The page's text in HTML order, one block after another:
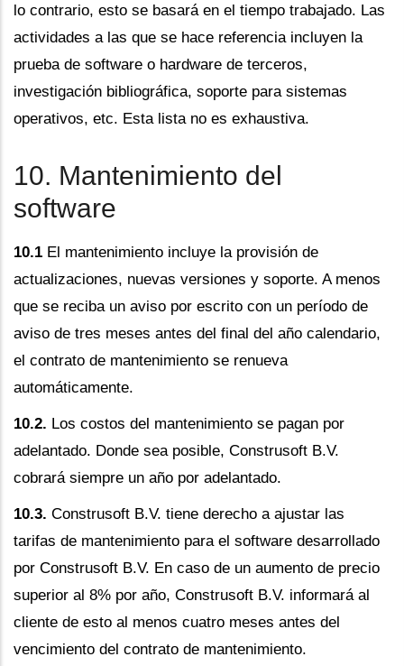
lo contrario, esto se basará en el tiempo trabajado. Las
actividades a las que se hace referencia incluyen la
prueba de software o hardware de terceros,
investigación bibliográfica, soporte para sistemas
operativos, etc. Esta lista no es exhaustiva.
10. Mantenimiento del
software
10.1 El mantenimiento incluye la provisión de
actualizaciones, nuevas versiones y soporte. A menos
que se reciba un aviso por escrito con un período de
aviso de tres meses antes del final del año calendario,
el contrato de mantenimiento se renueva
automáticamente.
10.2. Los costos del mantenimiento se pagan por
adelantado. Donde sea posible, Construsoft B.V.
cobrará siempre un año por adelantado.
10.3. Construsoft B.V. tiene derecho a ajustar las
tarifas de mantenimiento para el software desarrollado
por Construsoft B.V. En caso de un aumento de precio
superior al 8% por año, Construsoft B.V. informará al
cliente de esto al menos cuatro meses antes del
vencimiento del contrato de mantenimiento.